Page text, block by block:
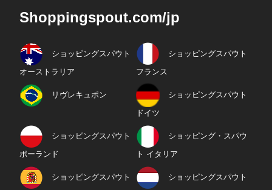
Shoppingspout.com/jp
ショッピングスパウト
オーストラリア
ショッピングスパウト
フランス
リヴレキュポン ショッピングスパウト
ドイツ
ショッピングスパウト
ポーランド
ショッピング・スパウ
ト イタリア
ショッピングスパウト ショッピングスパウト